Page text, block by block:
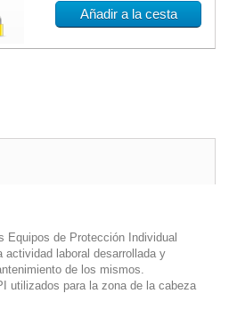
Añadir a la cesta
Equipos de Protección Individual
actividad laboral desarrollada y
de los mismos.
utilizados para la zona de la cabeza